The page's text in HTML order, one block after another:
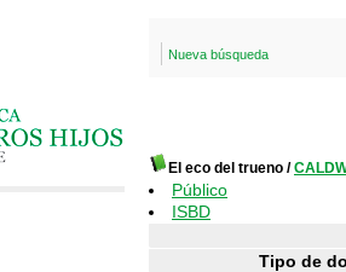
Nueva búsqueda
El eco del trueno /
Público
ISBD
Tipo de